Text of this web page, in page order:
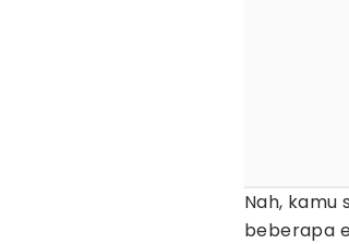
Nah, kamu
beberapa